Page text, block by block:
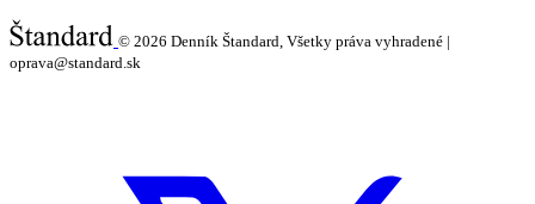
© 2026 Denník Štandard, Všetky práva vyhradené |
oprava@standard.sk